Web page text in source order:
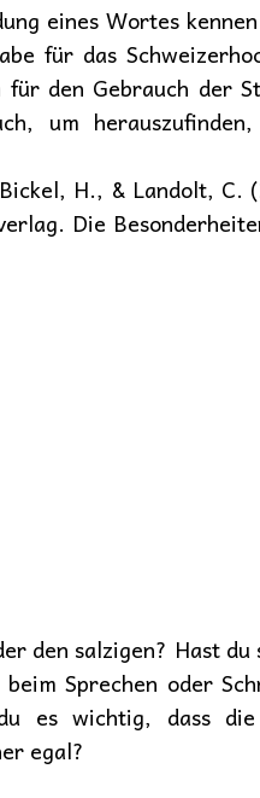
eines Wortes
für das
den Gebrauch der
um
H., & Landolt, C.
Die
den salzigen? Hast du
Sprechen oder
wichtig, dass die
egal?